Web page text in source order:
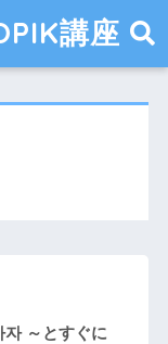
TOPIK 1-2級 <53> ～자마자 ～とすぐに